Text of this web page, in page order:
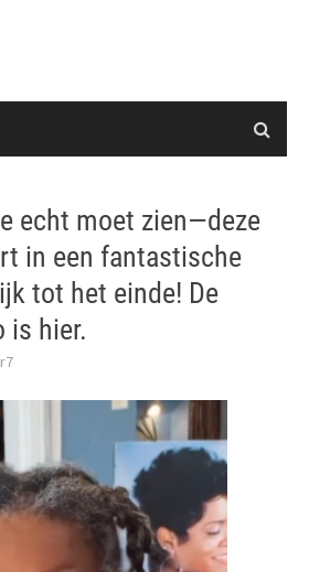
echt moet zien—deze
in een fantastische
tot het einde! De
is hier.